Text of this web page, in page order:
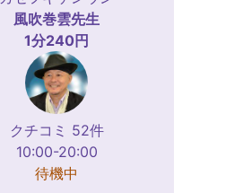
風吹巻雲先生
1分240円
クチコミ 52件
10:00-20:00
待機中